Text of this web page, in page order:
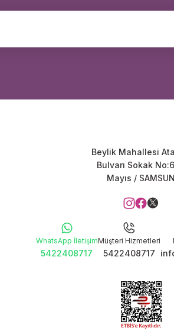
Beylik Mahallesi
Bulvarı Sokak
Mayıs / SAMSUN
WhatsApp İletişim
5422408717
Müşteri Hizmetleri
5422408717